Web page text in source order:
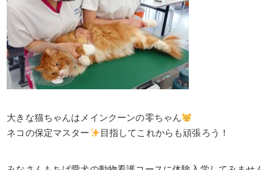
大きな猫ちゃんはメインクーンの零ちゃん
ネコの保定マスター
目指してこれからも頑張ろう！